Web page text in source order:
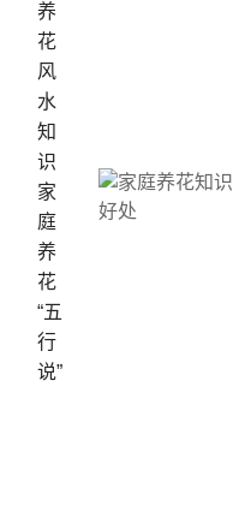
养
花
风
水
知
识
家
庭
养
花
“五
行
说”